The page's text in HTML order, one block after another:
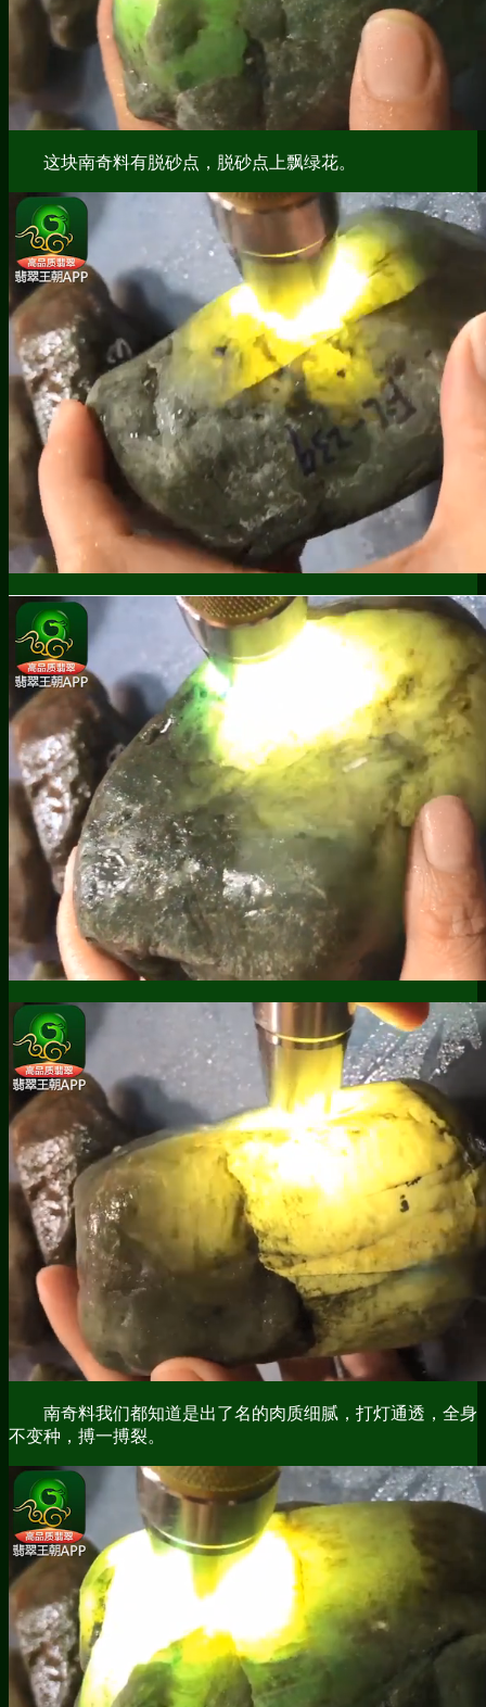
这块南奇料有脱砂点，脱砂点上飘绿花。
南奇料我们都知道是出了名的肉质细腻，打灯通透，全身
不变种，搏一搏裂。